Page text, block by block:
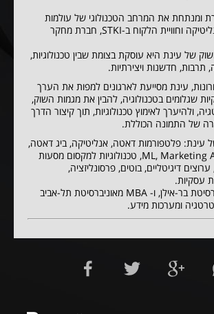
ומנתחת את המרחב הטכנולוגי של עולמות
הדיגיטל, שיווק, אנליטיקה וחוויית הלקוח ב-STKI, חברת מחקר
של עינת היא עוסקת בצומת שבין טכנולוגיות,
חדשנות ויצירתיות.
עינת מסייעת לארגונים למפות את הערך
שגלומים בטכנולוגיה, להבין את מגמות השוק,
ולהיערך לאימוץ טכנולוגיות, תוך קיצור הדרך
של התמונה הכוללת.
של עינת: פלטפורמות דאטה, אנליטיקה, ביג דאטה,
AI ו-ML, Marketing Automation, טכנולוגיות למקסום מסעות
דיגיטליים, בוטים, פרסונליזציה,
עסקיות.
לעינת BA מאוניברסיטת בר-אילן, ו- MBA מאוניברסיטת תל-אביב
ומערכות מידע.